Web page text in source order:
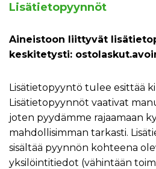
Lisätietopyynnöt
Aineistoon liittyvät
keskitetysti:
Lisätietopyyntö tulee esittää
Lisätietopyynnöt vaativat
joten pyydämme rajaamaan
mahdollisimman tarkasti.
sisältää pyynnön kohteena
yksilöintitiedot (vähintään